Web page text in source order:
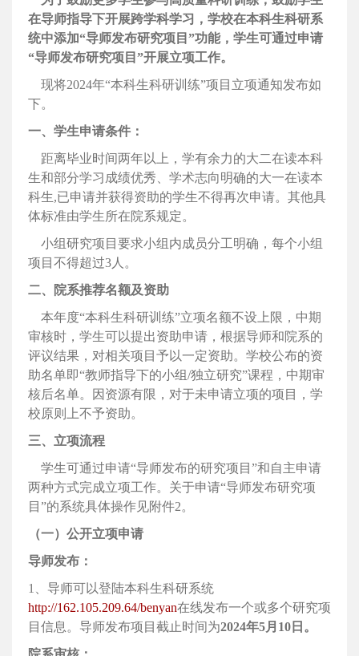
在导师指导下开展跨学科学习，学校在本科生科研系
统中添加“导师发布研究项目”功能，学生可通过申请
“导师发布研究项目”开展立项工作。
现将2024年“本科生科研训练”项目立项通知发布如
下。
一、学生申请条件：
距离毕业时间两年以上，学有余力的大二在读本科
生和部分学习成绩优秀、学术志向明确的大一在读本
科生,已申请并获得资助的学生不得再次申请。其他具
体标准由学生所在院系规定。
小组研究项目要求小组内成员分工明确，每个小组
项目不得超过3人。
二、院系推荐名额及资助
本年度“本科生科研训练”立项名额不设上限，中期
审核时，学生可以提出资助申请，根据导师和院系的
评议结果，对相关项目予以一定资助。学校公布的资
助名单即“教师指导下的小组/独立研究”课程，中期审
核后名单。因资源有限，对于未申请立项的项目，学
校原则上不予资助。
三、立项流程
学生可通过申请“导师发布的研究项目”和自主申请
两种方式完成立项工作。关于申请“导师发布研究项
目”的系统具体操作见附件2。
（一）公开立项申请
导师发布：
1、导师可以登陆本科生科研系统
http://162.105.209.64/benyan在线发布一个或多个研究项
目信息。导师发布项目截止时间为2024年5月10日。